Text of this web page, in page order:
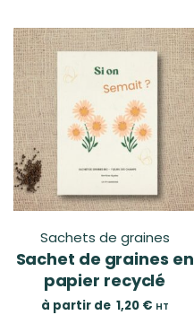
Sachets de graines
Sachet de graines en
papier recyclé
à partir de 1,20 € HT